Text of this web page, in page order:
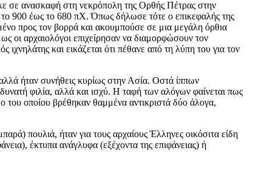
σε ανασκαφή στη νεκρόπολη της Ορθής Πέτρας στην
900 έως το 680 πΧ. Όπως δήλωσε τότε ο επικεφαλής της
προς τον βορρά και ακουμπούσε σε μια μεγάλη όρθια
οι αρχαιολόγοι επιχείρησαν να διαμορφώσουν τον
και εικάζεται ότι πέθανε από τη λύπη του για τον
ήταν συνήθεις κυρίως στην Ασία. Οστά ίππων
φιλία, αλλά και ισχύ. Η ταφή των αλόγων φαίνεται πως
οποίου βρέθηκαν θαμμένα αντικριστά δύο άλογα,
πουλιά, ήταν για τους αρχαίους Έλληνες οικόσιτα είδη
έκτυπα ανάγλυφα (εξέχοντα της επιφάνειας) ή